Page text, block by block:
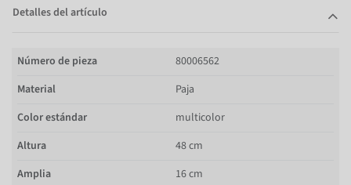
Detalles del artículo
Número de pieza
80006562
Material
Paja
Color estándar
multicolor
Altura
48 cm
Amplia
16 cm